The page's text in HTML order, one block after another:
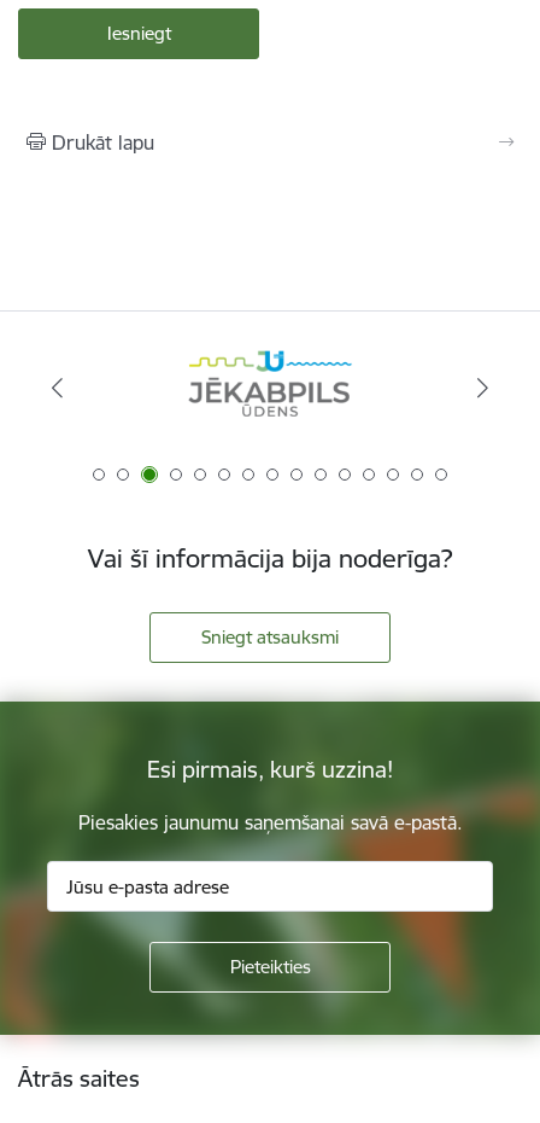
Drukāt lapu
Vai šī informācija bija noderīga?
Sniegt atsauksmi
Esi pirmais, kurš uzzina!
Piesakies jaunumu saņemšanai savā e-pastā.
Kājene
Ātrās saites